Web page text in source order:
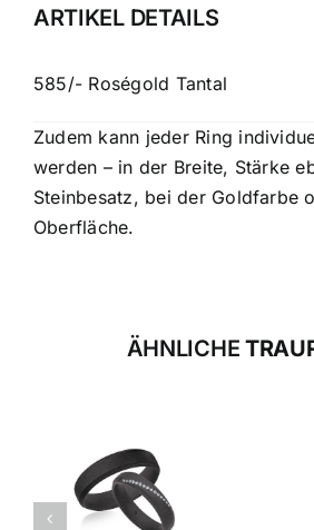
ARTIKEL DETAILS
585/- Roségold Tantal
Zudem kann jeder Ring
werden – in der Breite, Stärke
Steinbesatz, bei der Goldfarbe
Oberfläche.
ÄHNLICHE